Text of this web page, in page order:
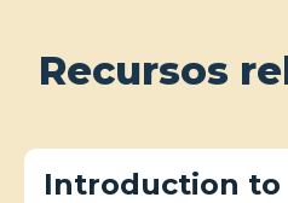
Recursos
Introduction to